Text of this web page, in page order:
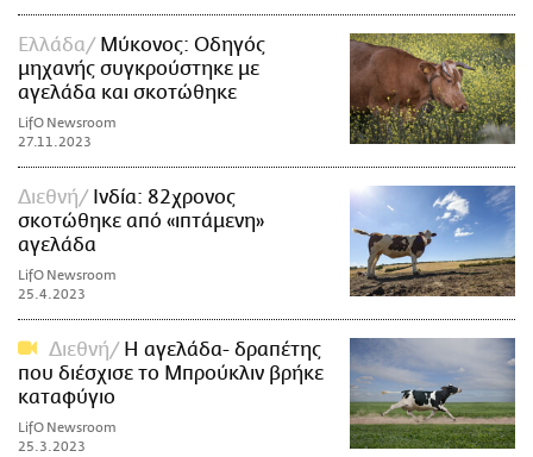
Ελλάδα
Μύκονος: Οδηγός
μηχανής συγκρούστηκε με
αγελάδα και σκοτώθηκε
LifO Newsroom
27.11.2023
Διεθνή
Ινδία: 82χρονος
σκοτώθηκε από «ιπτάμενη»
αγελάδα
LifO Newsroom
25.4.2023
Διεθνή
Η αγελάδα- δραπέτης
που διέσχισε το Μπρούκλιν βρήκε
καταφύγιο
LifO Newsroom
25.3.2023